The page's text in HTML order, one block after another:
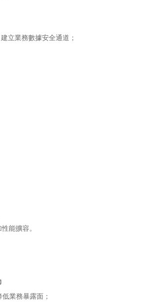
立業務數據安全通道；
能擴容。
業務暴露面；